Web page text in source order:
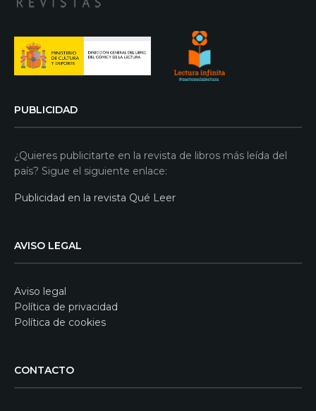
PUBLICIDAD
¿Quieres publicitarte en la revista de libros más leída del
país? Sigue el siguiente enlace:
Publicidad en la revista Qué Leer
AVISO LEGAL
Aviso legal
Política de privacidad
Política de cookies
CONTACTO